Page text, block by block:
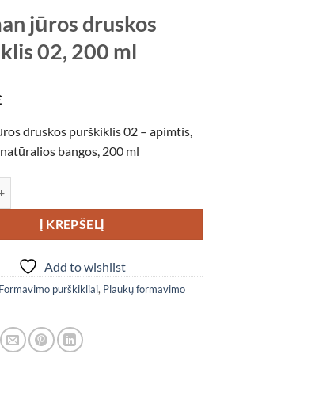
jūros druskos
02, 200 ml
druskos purškiklis 02 – apimtis,
bangos, 200 ml
Į KREPŠELĮ
Add to wishlist
Formavimo purškikliai, Plaukų formavimo